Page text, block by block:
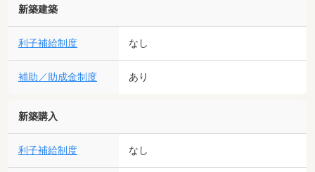
新築建築
利子補給制度 なし
補助／助成金制度 あり
新築購入
利子補給制度 なし